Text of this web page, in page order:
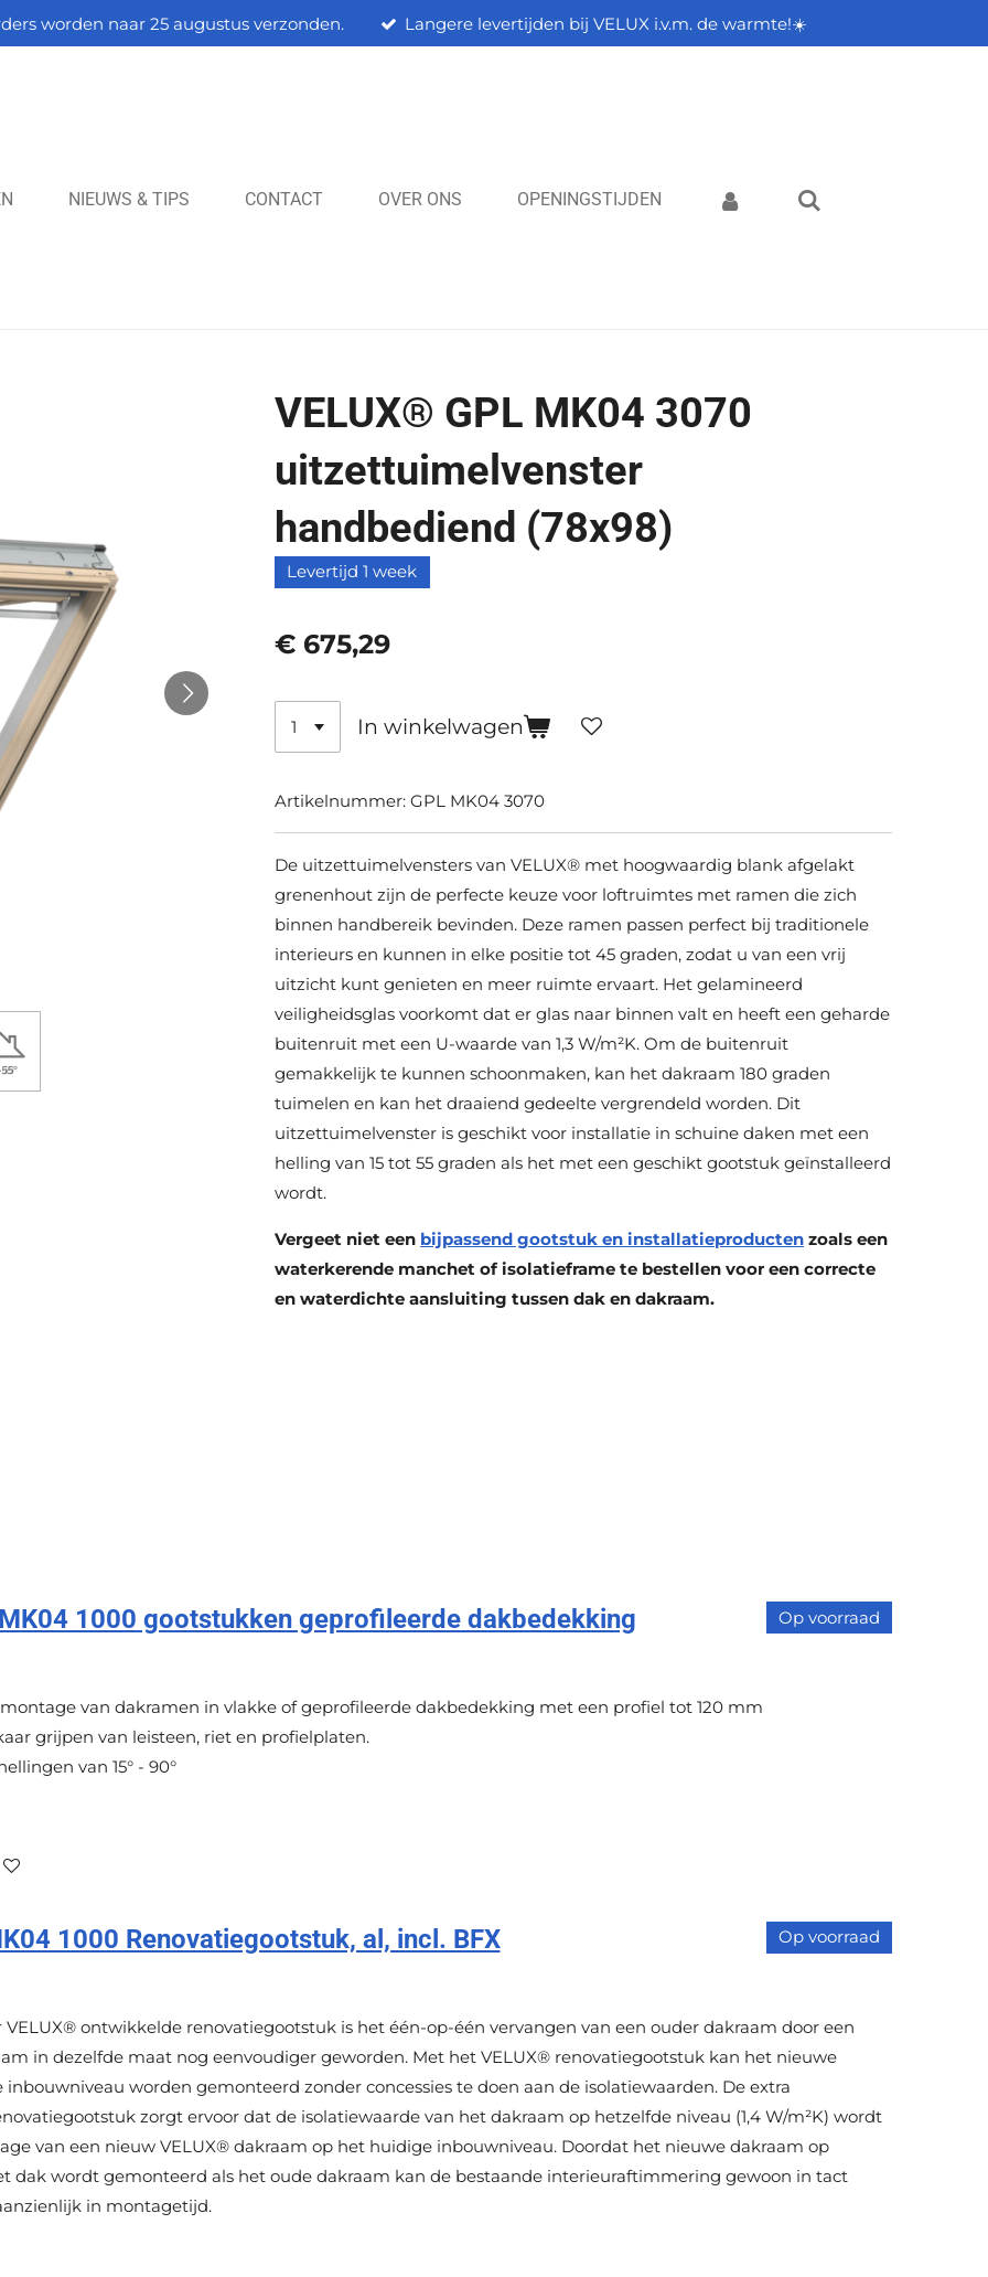
worden naar 25 augustus verzonden. Langere levertijden bij VELUX i.v.m. de warmte!☀️
NIEUWS & TIPS CONTACT OVER ONS OPENINGSTIJDEN
VELUX® GPL MK04 3070
uitzettuimelvenster
handbediend (78x98)
Levertijd 1 week
€ 675,29
In winkelwagen
Artikelnummer: GPL MK04 3070
De uitzettuimelvensters van VELUX® met hoogwaardig blank afgelakt
grenenhout zijn de perfecte keuze voor loftruimtes met ramen die zich
binnen handbereik bevinden. Deze ramen passen perfect bij traditionele
interieurs en kunnen in elke positie tot 45 graden, zodat u van een vrij
uitzicht kunt genieten en meer ruimte ervaart. Het gelamineerd
veiligheidsglas voorkomt dat er glas naar binnen valt en heeft een geharde
buitenruit met een U-waarde van 1,3 W/m²K. Om de buitenruit
gemakkelijk te kunnen schoonmaken, kan het dakraam 180 graden
tuimelen en kan het draaiend gedeelte vergrendeld worden. Dit
uitzettuimelvenster is geschikt voor installatie in schuine daken met een
helling van 15 tot 55 graden als het met een geschikt gootstuk geïnstalleerd
wordt.
Vergeet niet een bijpassend gootstuk en installatieproducten zoals een
waterkerende manchet of isolatieframe te bestellen voor een correcte
en waterdichte aansluiting tussen dak en dakraam.
Op voorraad
1000 gootstukken geprofileerde dakbedekking
van dakramen in vlakke of geprofileerde dakbedekking met een profiel tot 120 mm
grijpen van leisteen, riet en profielplaten.
van 15° - 90°
Op voorraad
1000 Renovatiegootstuk, al, incl. BFX
VELUX® ontwikkelde renovatiegootstuk is het één-op-één vervangen van een ouder dakraam door een
in dezelfde maat nog eenvoudiger geworden. Met het VELUX® renovatiegootstuk kan het nieuwe
worden gemonteerd zonder concessies te doen aan de isolatiewaarden. De extra
zorgt ervoor dat de isolatiewaarde van het dakraam op hetzelfde niveau (1,4 W/m²K) wordt
van een nieuw VELUX® dakraam op het huidige inbouwniveau. Doordat het nieuwe dakraam op
dak wordt gemonteerd als het oude dakraam kan de bestaande interieuraftimmering gewoon in tact
in montagetijd.